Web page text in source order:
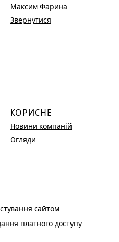
Максим Фарина
Звернутися
КОРИСНЕ
Новини компаній
Огляди
сайтом
платного доступу